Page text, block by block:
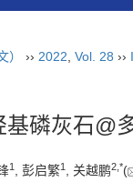
） ›› 2022 Vol. 28 ››
基磷灰石@
1 , 彭启繁1 , 关越鹏2 *(